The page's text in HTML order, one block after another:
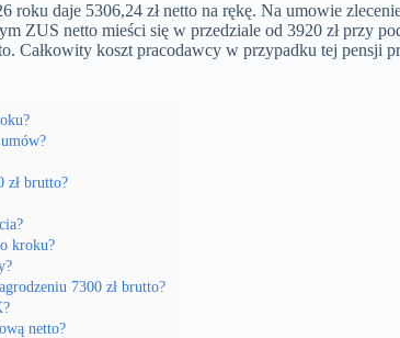
roku daje 5306,24 zł netto na rękę. Na umowie
ZUS netto mieści się w przedziale od 3920 zł przy
Całkowity koszt pracodawcy w przypadku tej pensji
zł brutto?
kroku?
7300 zł brutto?
netto?